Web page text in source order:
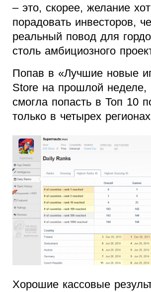
– это, скорее, желание
порадовать инвесторов,
реальный повод для
столь амбициозного
Попав в «Лучшие новые
Store на прошлой неделе,
смогла попасть в Топ 10
только в четырех
Хорошие кассовые